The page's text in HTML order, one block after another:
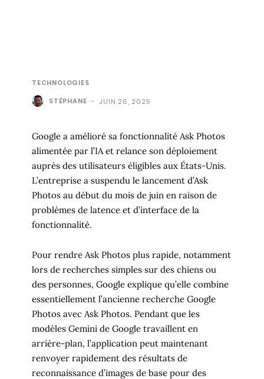
TECHNOLOGIES
STÉPHANE - JUIN 26, 2025
Google a amélioré sa fonctionnalité Ask Photos
alimentée par l’IA et relance son déploiement
auprès des utilisateurs éligibles aux États-Unis.
L’entreprise a suspendu le lancement d’Ask
Photos au début du mois de juin en raison de
problèmes de latence et d’interface de la
fonctionnalité.
Pour rendre Ask Photos plus rapide, notamment
lors de recherches simples sur des chiens ou
des personnes, Google explique qu’elle combine
essentiellement l’ancienne recherche Google
Photos avec Ask Photos. Pendant que les
modèles Gemini de Google travaillent en
arrière-plan, l’application peut maintenant
renvoyer rapidement des résultats de
reconnaissance d’images de base pour des